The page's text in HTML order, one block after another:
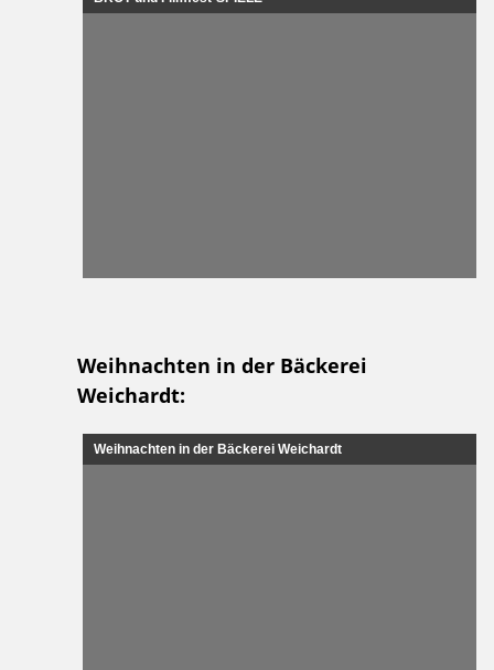
Weihnachten in der Bäckerei
Weichardt:
Weihnachten in der Bäckerei Weichardt